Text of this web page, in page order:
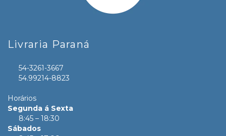
Livraria Paraná
54-3261-3667
54.99214-8823
Horários
Segunda á Sexta
8:45 – 18:30
Sábados